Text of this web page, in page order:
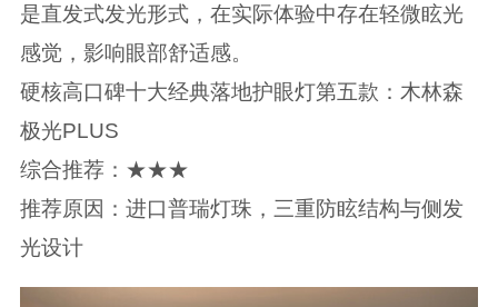
是直发式发光形式，在实际体验中存在轻微眩光
感觉，影响眼部舒适感。
硬核高口碑十大经典落地护眼灯第五款：木林森
极光PLUS
综合推荐：★★★
推荐原因：进口普瑞灯珠，三重防眩结构与侧发
光设计